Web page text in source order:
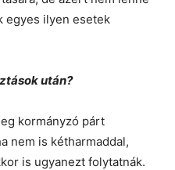
egyes ilyen esetek
után?
kormányzó párt
nem is kétharmaddal,
is ugyanezt folytatnák.